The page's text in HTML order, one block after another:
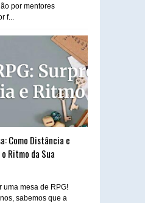
por mentores
f...
Como Distância e
Ritmo da Sua
uma mesa de RPG!
sabemos que a